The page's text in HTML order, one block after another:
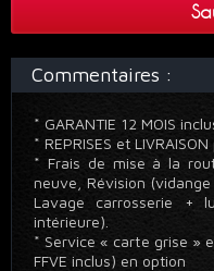
Commentaires :
* GARANTIE 12 MOIS
* REPRISES et
* Frais de mise à la
neuve, Révision
Lavage carrosserie +
intérieure).
* Service « carte grise »
FFVE inclus) en option